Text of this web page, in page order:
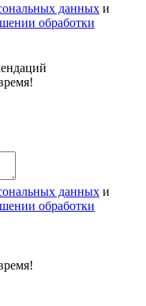
данных и
обработки
данных и
обработки